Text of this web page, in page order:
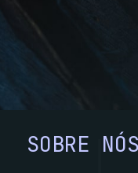
SOBRE NÓS